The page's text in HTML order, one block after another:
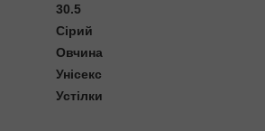
30.5
Сірий
Овчина
Унісекс
Устілки